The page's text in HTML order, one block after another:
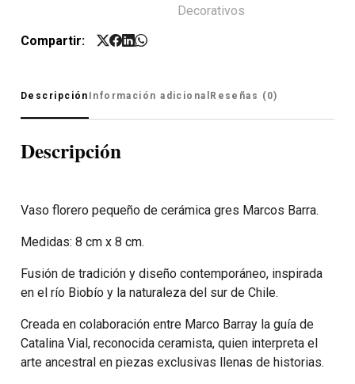
Decorativos
Compartir:
Descripción Información adicional Reseñas (0)
Descripción
Vaso florero pequeño de cerámica gres Marcos Barra.
Medidas: 8 cm x 8 cm.
Fusión de tradición y diseño contemporáneo, inspirada
en el río Biobío y la naturaleza del sur de Chile.
Creada en colaboración entre Marco Barray la guía de
Catalina Vial, reconocida ceramista, quien interpreta el
arte ancestral en piezas exclusivas llenas de historias.